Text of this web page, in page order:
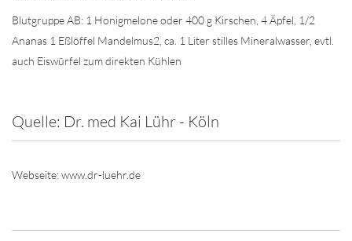
Blutgruppe AB: 1 Honigmelone oder 400 g Kirschen, 4 Äpfel, 1/2
Ananas 1 Eßlöffel Mandelmus2, ca. 1 Liter stilles Mineralwasser, evtl.
auch Eiswürfel zum direkten Kühlen
Quelle: Dr. med Kai Lühr - Köln
Web­sei­te: www.dr-​lu­ehr.de